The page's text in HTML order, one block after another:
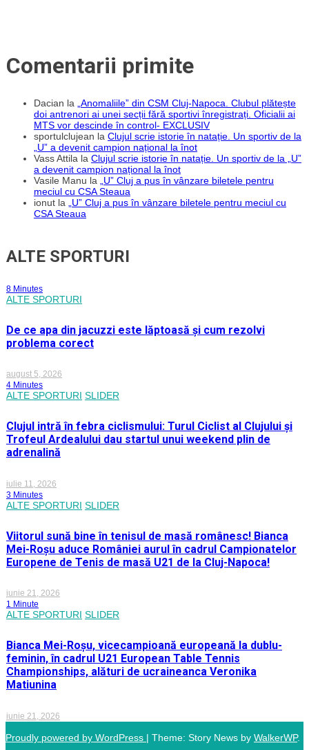
Comentarii primite
Dacian la
„Anomaliile” din CSM Cluj-Napoca. Clubul plătește
doi antrenori ai unei secții fără sportivi înregistrați. Oficialii ai
MTS vor descinde în control- EXCLUSIV
sportulclujean la Clujul scrie istorie în natație. Un sportiv de la
„U” a devenit campion național la înot
Vass Attila la Clujul scrie istorie în natație. Un sportiv de la „U”
a devenit campion național la înot
Vasile Manu la
„U” Cluj a pus în vânzare biletele pentru
meciul cu CSA Steaua
ionut la
„U” Cluj a pus în vânzare biletele pentru meciul cu
CSA Steaua
ALTE SPORTURI
8 Minutes
ALTE SPORTURI
De ce apa din jacuzzi este lăptoasă și cum rezolvi
problema corect
august 5, 2026
4 Minutes
ALTE SPORTURI SLIDER
Clujul intră în febra ciclismului: Turul Ciclist al Clujului și
Trofeul Ardealului dau startul unui weekend plin de
adrenalină
iulie 11, 2026
3 Minutes
ALTE SPORTURI SLIDER
Viitorul sună bine în tenisul de masă românesc! Bianca
Mei-Roșu aduce României aurul în cadrul Campionatelor
Europene de Tenis de masă U21 de la Cluj-Napoca!
iunie 21, 2026
1 Minute
ALTE SPORTURI SLIDER
Bianca Mei-Roșu, vicecampioană europeană la dublu-
feminin, în cadrul U21 European Table Tennis
Championships, alături de ucraineanca Veronika
Matiunina
iunie 21, 2026
Proudly powered by WordPress | Theme: Story News by WalkerWP.